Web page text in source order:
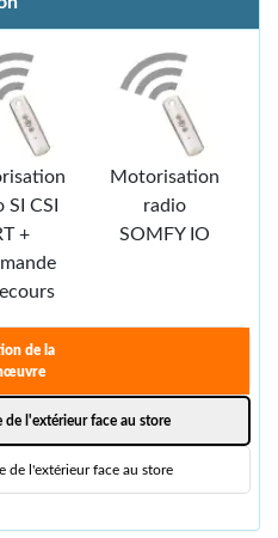
SI CSI
+
Motorisation
radio
SOMFY IO
de la
l'extérieur face au store
de l'extérieur face au store